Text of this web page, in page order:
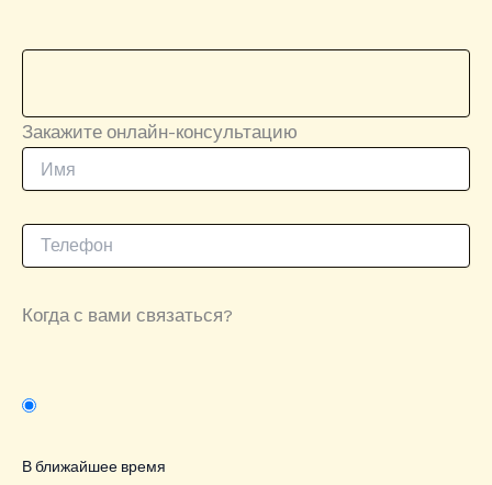
Закажите онлайн-консультацию
Когда с вами связаться?
В ближайшее время